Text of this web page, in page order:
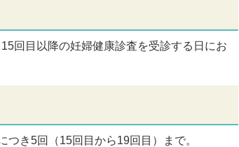
回目以降の妊婦健康診査を受診する日にお
き5回（15回目から19回目）まで。